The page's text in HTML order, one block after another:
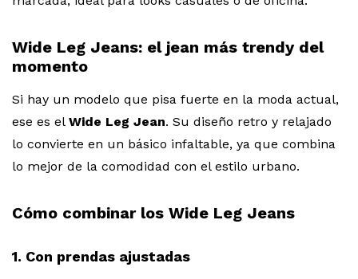
Wide Leg Jeans: el jean más trendy del
momento
Si hay un modelo que pisa fuerte en la moda actual,
ese es el Wide Leg Jean. Su diseño retro y relajado
lo convierte en un básico infaltable, ya que combina
lo mejor de la comodidad con el estilo urbano.
Cómo combinar los Wide Leg Jeans
1. Con prendas ajustadas